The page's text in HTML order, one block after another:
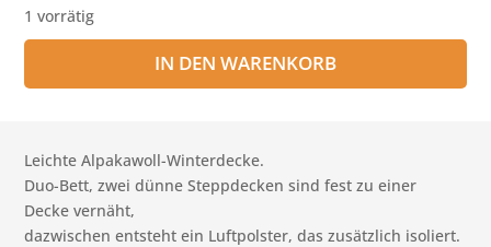
Leichte Alpakawoll-Winterdecke.
Duo-Bett, zwei dünne Steppdecken sind fest zu einer
Decke vernäht,
dazwischen entsteht ein Luftpolster, das zusätzlich isoliert.
1 vorrätig
IN DEN WARENKORB